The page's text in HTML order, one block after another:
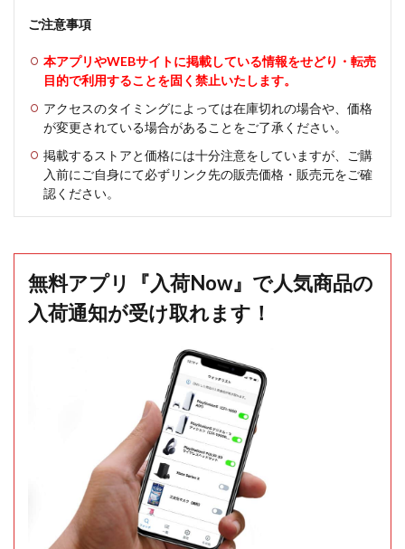
ご注意事項
本アプリやWEBサイトに掲載している情報をせどり・転売
目的で利用することを固く禁止いたします。
アクセスのタイミングによっては在庫切れの場合や、価格
が変更されている場合があることをご了承ください。
掲載するストアと価格には十分注意をしていますが、ご購
入前にご自身にて必ずリンク先の販売価格・販売元をご確
認ください。
無料アプリ『入荷Now』で人気商品の
入荷通知が受け取れます！